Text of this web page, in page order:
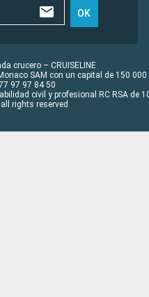
OK
crucero – CRUISELINE
SAM con un capital de 150 000
97 97 84 50
civil y profesional RC RSA de
rights reserved